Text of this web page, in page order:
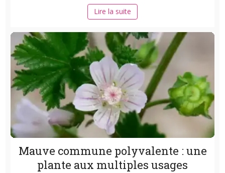
Lire la suite
Mauve commune polyvalente : une
plante aux multiples usages